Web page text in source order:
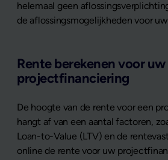
helemaal geen
de aflossingsmogelijkheden voor
Rente berekenen voor uw
projectfinanciering
De hoogte van de rente voor een
hangt af van een aantal factoren,
Loan-to-Value (LTV) en de
online de rente voor uw